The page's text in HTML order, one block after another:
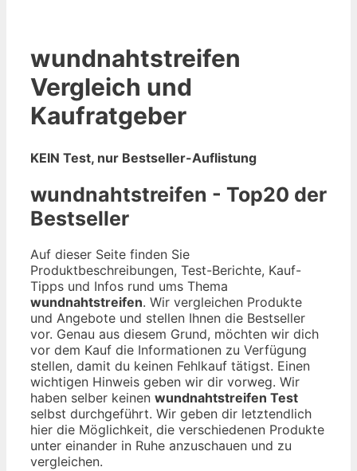
wundnahtstreifen
Vergleich und
Kaufratgeber
KEIN Test, nur Bestseller-Auflistung
wundnahtstreifen - Top20 der
Bestseller
Auf dieser Seite finden Sie
Produktbeschreibungen, Test-Berichte, Kauf-
Tipps und Infos rund ums Thema
wundnahtstreifen. Wir vergleichen Produkte
und Angebote und stellen Ihnen die Bestseller
vor. Genau aus diesem Grund, möchten wir dich
vor dem Kauf die Informationen zu Verfügung
stellen, damit du keinen Fehlkauf tätigst. Einen
wichtigen Hinweis geben wir dir vorweg. Wir
haben selber keinen wundnahtstreifen Test
selbst durchgeführt. Wir geben dir letztendlich
hier die Möglichkeit, die verschiedenen Produkte
unter einander in Ruhe anzuschauen und zu
vergleichen.